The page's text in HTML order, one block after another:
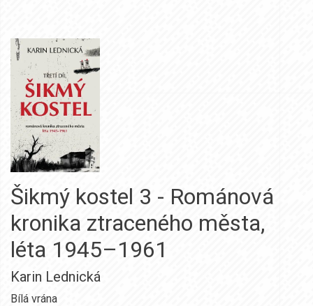
Šikmý kostel 3 - Románová
kronika ztraceného města,
léta 1945–1961
Karin Lednická
Bílá vrána